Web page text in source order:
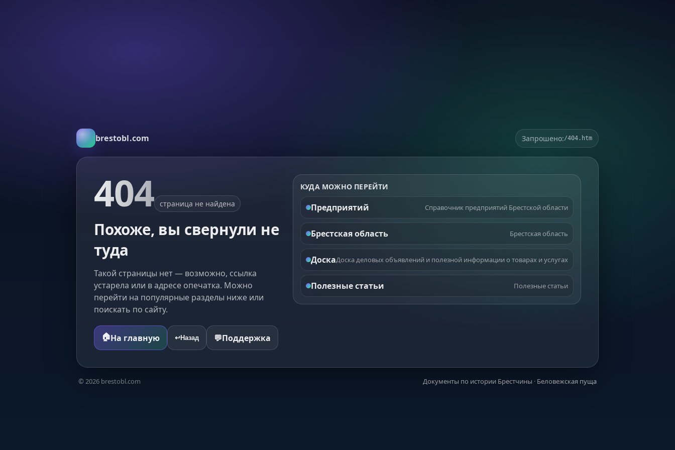
brestobl.com Запрошено:/404.htm
404 страница не найдена
Похоже, вы свернули не
туда
Такой страницы нет — возможно, ссылка
устарела или в адресе опечатка. Можно
перейти на популярные разделы ниже или
поискать по сайту.
🏠На главную ↩️Назад 💬Поддержка
КУДА МОЖНО ПЕРЕЙТИ
Предприятий Справочник предприятий Брестской области
Брестская область Брестская область
ДоскаДоска деловых объявлений и полезной информации о товарах и услугах
Полезные статьи Полезные статьи
© 2026 brestobl.com Документы по истории Брестчины · Беловежская пуща